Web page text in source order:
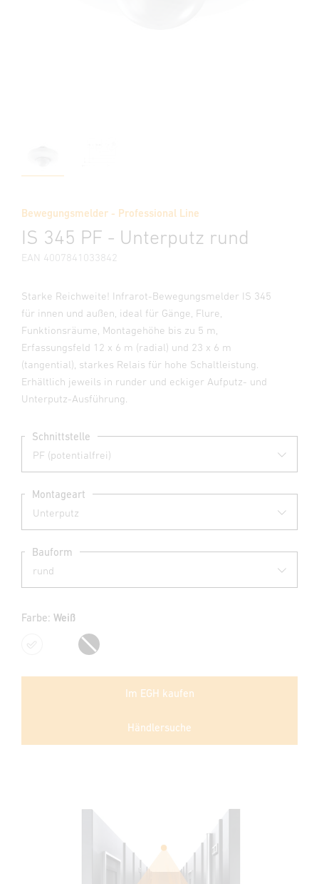
Bewegungsmelder - Professional Line
IS 345 PF - Unterputz rund
EAN 4007841033842
Starke Reichweite! Infrarot-Bewegungsmelder IS 345
für innen und außen, ideal für Gänge, Flure,
Funktionsräume, Montagehöhe bis zu 5 m,
Erfassungsfeld 12 x 6 m (radial) und 23 x 6 m
(tangential), starkes Relais für hohe Schaltleistung.
Erhältlich jeweils in runder und eckiger Aufputz- und
Unterputz-Ausführung.
Schnittstelle
Montageart
Bauform
Farbe: Weiß
Weiß Schwarz
Im EGH kaufen
Händlersuche